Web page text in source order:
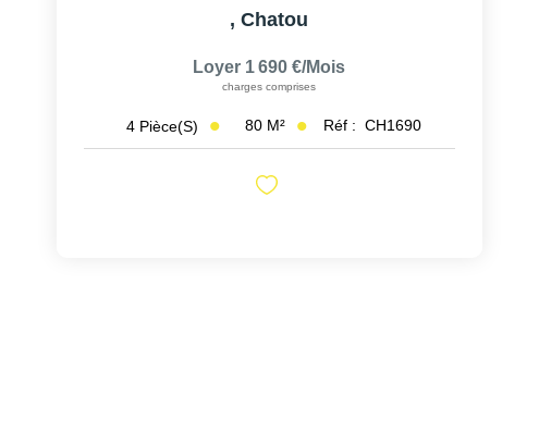
,Chatou
Loyer 1 690 €/mois
charges comprises
4 Pièce(s) 80 M² Réf : CH1690